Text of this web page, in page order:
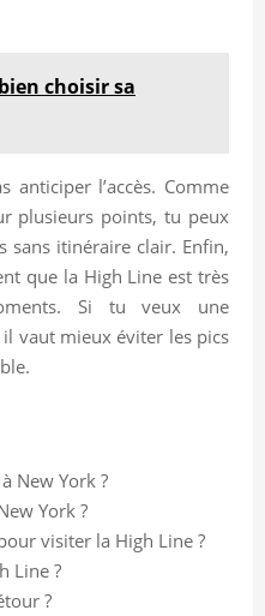
choisir sa
anticiper l’accès. Comme
plusieurs points, tu peux
sans itinéraire clair. Enfin,
que la High Line est très
Si tu veux une
vaut mieux éviter les pics
New York ?
York ?
visiter la High Line ?
Line ?
?